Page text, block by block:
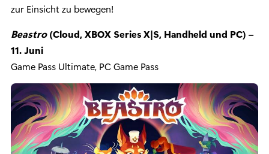
zur Einsicht zu bewegen!
Beastro(Cloud, XBOX Series X|S, Handheld und PC) –
11. Juni
Game Pass Ultimate, PC Game Pass